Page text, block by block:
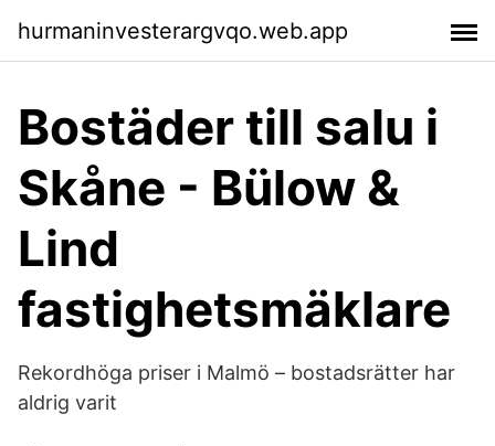
hurmaninvesterargvqo.web.app
Bostäder till salu i
Skåne - Bülow &
Lind
fastighetsmäklare
Rekordhöga priser i Malmö – bostadsrätter har
aldrig varit